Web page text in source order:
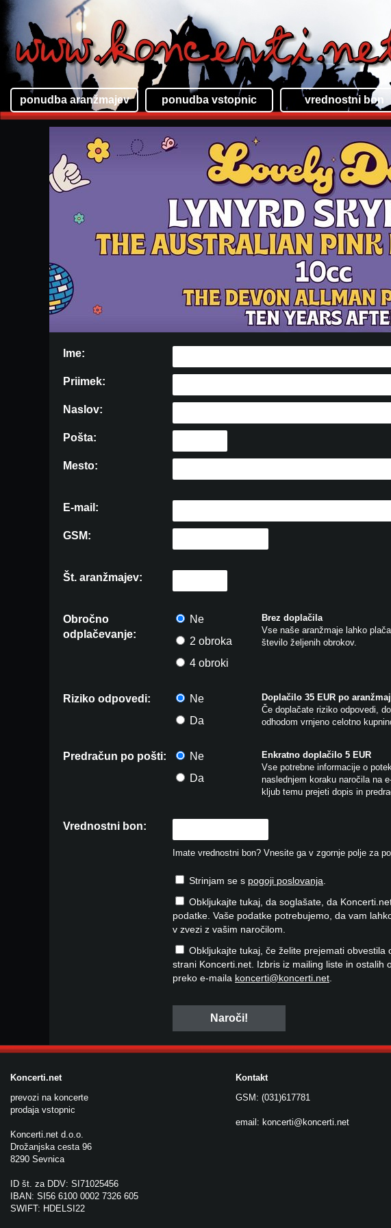
ponudba aranžmajev ponudba vstopnic vrednostni bon
Ime:
Priimek:
Naslov:
Pošta:
Mesto:
E-mail:
GSM:
Št. aranžmajev:
Obročno
odplačevanje:
Ne
2 obroka
4 obroki
Brez doplačila
Vse naše aranžmaje lahko
število željenih obrokov.
Riziko odpovedi:
Ne
Da
Doplačilo 35 EUR po
Če doplačate riziko odpovedi,
odhodom vrnjeno celotno
Predračun po pošti:
Ne
Da
Enkratno doplačilo 5 EUR
Vse potrebne informacije o
naslednjem koraku naročila na
kljub temu prejeti dopis in
Vrednostni bon:
Imate vrednostni bon? Vnesite ga v zgornje polje za
Strinjam se s pogoji poslovanja
Obkljukajte tukaj, da soglašate, da
podatke. Vaše podatke potrebujemo, da vam
v zvezi z vašim naročilom.
Obkljukajte tukaj, če želite prejemati
strani Koncerti.net. Izbris iz mailing liste in ostalih
preko e-maila koncerti@koncerti.net
Koncerti.net
prevozi na koncerte
prodaja vstopnic
Koncerti.net d.o.o.
Drožanjska cesta 96
8290 Sevnica
ID št. za DDV: SI71025456
IBAN: SI56 6100 0002 7326 605
SWIFT: HDELSI22
Kontakt
GSM: (031)617781
email: koncerti@koncerti.net